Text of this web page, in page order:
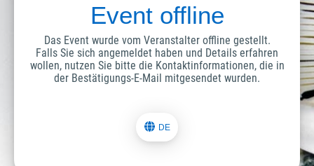
Event offline
Das Event wurde vom Veranstalter offline gestellt.
Falls Sie sich angemeldet haben und Details erfahren
wollen, nutzen Sie bitte die Kontaktinformationen, die in
der Bestätigungs-E-Mail mitgesendet wurden.
DE